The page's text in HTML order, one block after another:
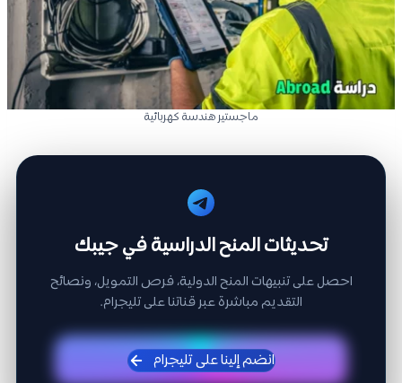
ماجستير هندسة كهربائية
تحديثات المنح الدراسية في جيبك
احصل على تنبيهات المنح الدولية، فرص التمويل، ونصائح
التقديم مباشرة عبر قناتنا على تليجرام.
انضم إلينا على تليجرام